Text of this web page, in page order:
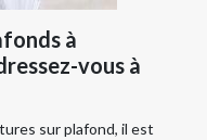
à
vous à
sur plafond, il est